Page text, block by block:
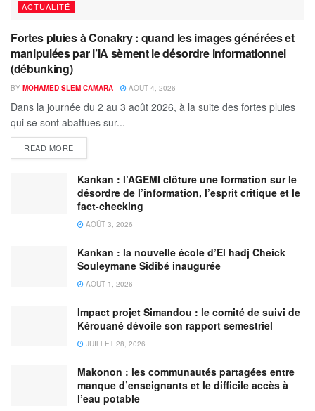
ACTUALITÉ
Fortes pluies à Conakry : quand les images générées et
manipulées par l’IA sèment le désordre informationnel
(débunking)
BY MOHAMED SLEM CAMARA AOÛT 4, 2026
Dans la journée du 2 au 3 août 2026, à la suite des fortes pluies
qui se sont abattues sur...
READ MORE
Kankan : l’AGEMI clôture une formation sur le
désordre de l’information, l’esprit critique et le
fact-checking
AOÛT 3, 2026
Kankan : la nouvelle école d’El hadj Cheick
Souleymane Sidibé inaugurée
AOÛT 1, 2026
Impact projet Simandou : le comité de suivi de
Kérouané dévoile son rapport semestriel
JUILLET 28, 2026
Makonon : les communautés partagées entre
manque d’enseignants et le difficile accès à
l’eau potable